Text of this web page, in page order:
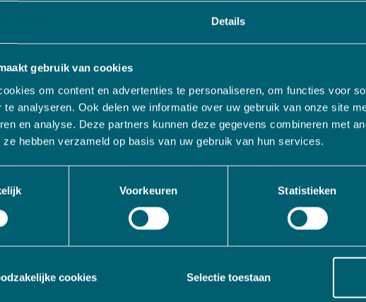
Details
gebruik van cookies
om content en advertenties te personaliseren, om functies voor
te analyseren. Ook delen we informatie over uw gebruik van onze site
en analyse. Deze partners kunnen deze gegevens combineren met
hebben verzameld op basis van uw gebruik van hun services.
Voorkeuren Statistieken
cookies Selectie toestaan
eindmarkten bepalen het succes
bestaat VADO uit een klein team met veel industriële
circa twintig maakbedrijven beheert. Altijd nieuwsgierig om
Brabant. Samen met twee andere families, die MCB meer
is VADO nog altijd nauw betrokken bij het reilen en zeilen